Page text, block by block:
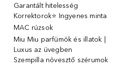
Garantált hitelesség
Korrektorok⭐ Ingyenes minta
MAC rúzsok
Miu Miu parfümök és illatok |
Luxus az üvegben
Szempilla növesztő szérumok